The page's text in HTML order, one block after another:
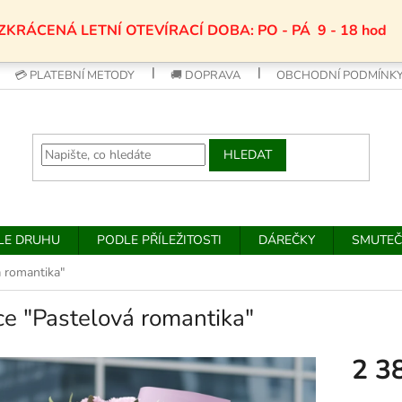
LETNÍ OTEVÍRACÍ DOBA: PO - PÁ 9 - 18 hod
💳 PLATEBNÍ METODY 🚚 DOPRAVA OBCHODNÍ
HLEDAT
DRUHU PODLE PŘÍLEŽITOSTI DÁREČKY
romantika"
"Pastelová romantika"
2